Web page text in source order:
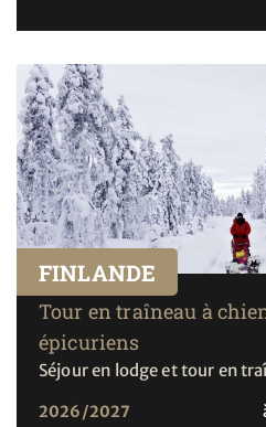
FINLANDE
Tour en traîneau à
épicuriens
Séjour en lodge et tour en
2026/2027